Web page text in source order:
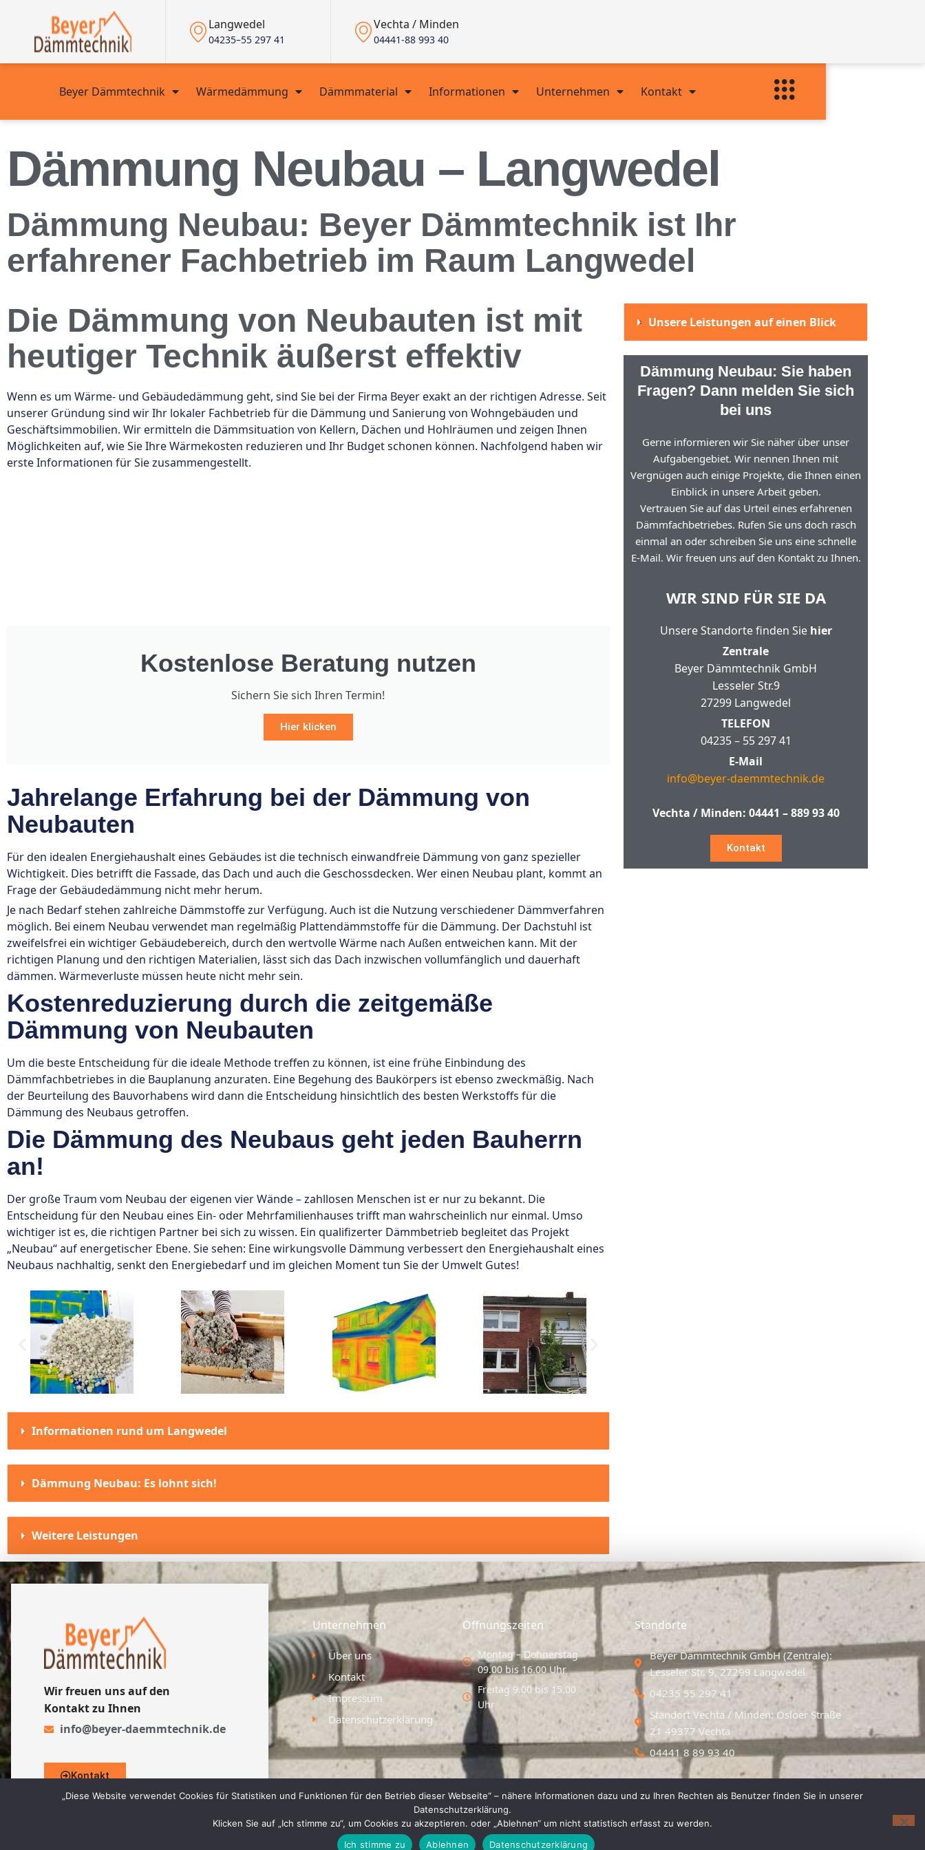
Langwedel
04235–55 297 41
Vechta / Minden
04441-88 993 40
Beyer Dämmtechnik Wärmedämmung Dämmmaterial Informationen Unternehmen Kontakt
Dämmung Neubau – Langwedel
Dämmung Neubau: Beyer Dämmtechnik ist Ihr
erfahrener Fachbetrieb im Raum Langwedel
Die Dämmung von Neubauten ist mit
heutiger Technik äußerst effektiv
Wenn es um Wärme- und Gebäudedämmung geht, sind Sie bei der Firma Beyer exakt an der richtigen Adresse. Seit
unserer Gründung sind wir Ihr lokaler Fachbetrieb für die Dämmung und Sanierung von Wohngebäuden und
Geschäftsimmobilien. Wir ermitteln die Dämmsituation von Kellern, Dächen und Hohlräumen und zeigen Ihnen
Möglichkeiten auf, wie Sie Ihre Wärmekosten reduzieren und Ihr Budget schonen können. Nachfolgend haben wir
erste Informationen für Sie zusammengestellt.
Kostenlose Beratung nutzen
Sichern Sie sich Ihren Termin!
Hier klicken
Jahrelange Erfahrung bei der Dämmung von
Neubauten
Für den idealen Energiehaushalt eines Gebäudes ist die technisch einwandfreie Dämmung von ganz spezieller
Wichtigkeit. Dies betrifft die Fassade, das Dach und auch die Geschossdecken. Wer einen Neubau plant, kommt an
Frage der Gebäudedämmung nicht mehr herum.
Je nach Bedarf stehen zahlreiche Dämmstoffe zur Verfügung. Auch ist die Nutzung verschiedener Dämmverfahren
möglich. Bei einem Neubau verwendet man regelmäßig Plattendämmstoffe für die Dämmung. Der Dachstuhl ist
zweifelsfrei ein wichtiger Gebäudebereich, durch den wertvolle Wärme nach Außen entweichen kann. Mit der
richtigen Planung und den richtigen Materialien, lässt sich das Dach inzwischen vollumfänglich und dauerhaft
dämmen. Wärmeverluste müssen heute nicht mehr sein.
Kostenreduzierung durch die zeitgemäße
Dämmung von Neubauten
Um die beste Entscheidung für die ideale Methode treffen zu können, ist eine frühe Einbindung des
Dämmfachbetriebes in die Bauplanung anzuraten. Eine Begehung des Baukörpers ist ebenso zweckmäßig. Nach
der Beurteilung des Bauvorhabens wird dann die Entscheidung hinsichtlich des besten Werkstoffs für die
Dämmung des Neubaus getroffen.
Die Dämmung des Neubaus geht jeden Bauherrn
an!
Der große Traum vom Neubau der eigenen vier Wände – zahllosen Menschen ist er nur zu bekannt. Die
Entscheidung für den Neubau eines Ein- oder Mehrfamilienhauses trifft man wahrscheinlich nur einmal. Umso
wichtiger ist es, die richtigen Partner bei sich zu wissen. Ein qualifizerter Dämmbetrieb begleitet das Projekt
„Neubau“ auf energetischer Ebene. Sie sehen: Eine wirkungsvolle Dämmung verbessert den Energiehaushalt eines
Neubaus nachhaltig, senkt den Energiebedarf und im gleichen Moment tun Sie der Umwelt Gutes!
Informationen rund um Langwedel
Dämmung Neubau: Es lohnt sich!
Weitere Leistungen
Unsere Leistungen auf einen Blick
Dämmung Neubau: Sie haben
Fragen? Dann melden Sie sich
bei uns
Gerne informieren wir Sie näher über unser
Aufgabengebiet. Wir nennen Ihnen mit
Vergnügen auch einige Projekte, die Ihnen einen
Einblick in unsere Arbeit geben.
Vertrauen Sie auf das Urteil eines erfahrenen
Dämmfachbetriebes. Rufen Sie uns doch rasch
einmal an oder schreiben Sie uns eine schnelle
E-Mail. Wir freuen uns auf den Kontakt zu Ihnen.
WIR SIND FÜR SIE DA
Unsere Standorte finden Sie hier
Zentrale
Beyer Dämmtechnik GmbH
Lesseler Str.9
27299 Langwedel
TELEFON
04235 – 55 297 41
E-Mail
info@beyer-daemmtechnik.de
Vechta / Minden: 04441 – 889 93 40
Kontakt
Wir freuen uns auf den
Kontakt zu Ihnen
info@beyer-daemmtechnik.de
Kontakt
Unternehmen
Über uns
Kontakt
Impressum
Datenschutzerklärung
Öffnungszeiten
Montag – Donnerstag
09.00 bis 16.00 Uhr
Freitag 9.00 bis 15.00
Uhr
Standorte
Beyer Dämmtechnik GmbH (Zentrale):
Lesseler Str. 9, 27299 Langwedel
04235 55 297 41
Standort Vechta / Minden: Osloer Straße
21 49377 Vechta
04441 8 89 93 40
„Diese Website verwendet Cookies für Statistiken und Funktionen für den Betrieb dieser Webseite“ – nähere Informationen dazu und zu Ihren Rechten als Benutzer finden Sie in unserer
Datenschutzerklärung.
Klicken Sie auf „Ich stimme zu“, um Cookies zu akzeptieren. oder „Ablehnen“ um nicht statistisch erfasst zu werden.
Ich stimme zu
Ablehnen Datenschutzerklärung